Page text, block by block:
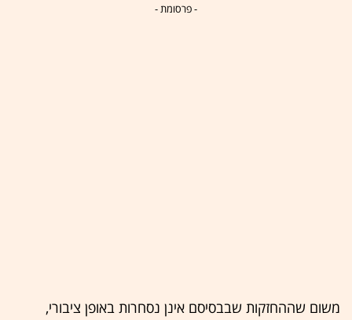
- פרסומת -
משום שההחזקות שבבסיסם אינן נסחרות באופן ציבורי,